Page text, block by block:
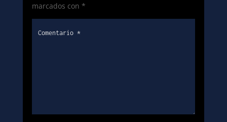
marcados con *